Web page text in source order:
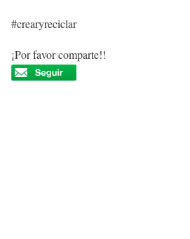
#crearyreciclar
¡Por favor comparte!!